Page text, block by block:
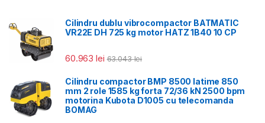
Cilindru dublu vibrocompactor BATMATIC
VR22E DH 725 kg motor HATZ 1B40 10 CP
60.963lei 63.043lei
Cilindru compactor BMP 8500 latime 850
mm 2 role 1585 kg forta 72/36 kN 2500 bpm
motorina Kubota D1005 cu telecomanda
BOMAG